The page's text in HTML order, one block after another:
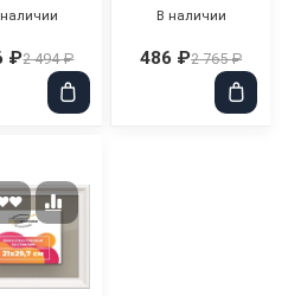
наличии
₽2 494 ₽
В наличии
486 ₽2 765 ₽